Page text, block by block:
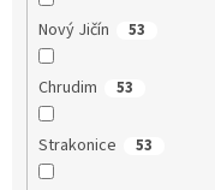
Nový Jičín 53
Chrudim 53
Strakonice 53